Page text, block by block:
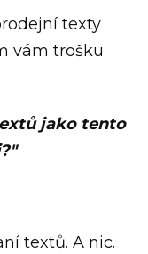
texty
vám trošku
jako tento
textů. A nic.